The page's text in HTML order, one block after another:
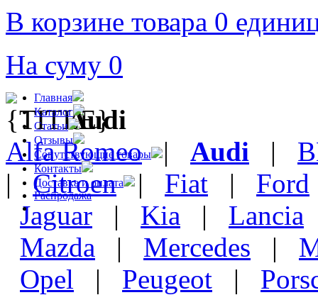
Главная
Каталог
Статьи
Отзывы
Сопутствующие товары
Контакты
Доставка и оплата
Распродажа
В корзине товара 0
На суму 0
Audi
Alfa Romeo| Audi |
| Citroen| Fiat | Ford
Jaguar | Kia | Lancia
Mazda | Mercedes |
Opel | Peugeot |